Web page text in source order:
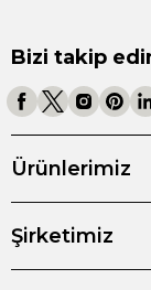
Bizi takip
Ürünlerimiz
Şirketimiz